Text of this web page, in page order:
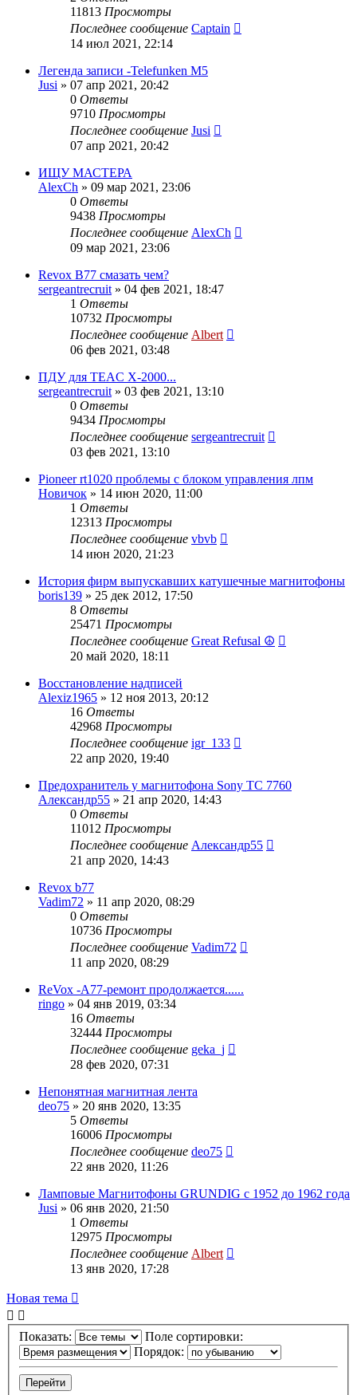
11813 Просмотры
Последнее сообщение Captain
14 июл 2021, 22:14
Легенда записи -Telefunken M5
Jusi » 07 апр 2021, 20:42
0 Ответы
9710 Просмотры
Последнее сообщение Jusi
07 апр 2021, 20:42
ИЩУ МАСТЕРА
AlexCh » 09 мар 2021, 23:06
0 Ответы
9438 Просмотры
Последнее сообщение AlexCh
09 мар 2021, 23:06
Revox B77 смазать чем?
sergeantrecruit » 04 фев 2021, 18:47
1 Ответы
10732 Просмотры
Последнее сообщение Albert
06 фев 2021, 03:48
ПДУ для TEAC X-2000...
sergeantrecruit » 03 фев 2021, 13:10
0 Ответы
9434 Просмотры
Последнее сообщение sergeantrecruit
03 фев 2021, 13:10
Pioneer rt1020 проблемы с блоком управления лпм
Новичок » 14 июн 2020, 11:00
1 Ответы
12313 Просмотры
Последнее сообщение vbvb
14 июн 2020, 21:23
История фирм выпускавших катушечные магнитофоны
boris139 » 25 дек 2012, 17:50
8 Ответы
25471 Просмотры
Последнее сообщение Great Refusal ☮
20 май 2020, 18:11
Восстановление надписей
Alexiz1965 » 12 ноя 2013, 20:12
16 Ответы
42968 Просмотры
Последнее сообщение igr_133
22 апр 2020, 19:40
Предохранитель у магнитофона Sony TC 7760
Александр55 » 21 апр 2020, 14:43
0 Ответы
11012 Просмотры
Последнее сообщение Александр55
21 апр 2020, 14:43
Revox b77
Vadim72 » 11 апр 2020, 08:29
0 Ответы
10736 Просмотры
Последнее сообщение Vadim72
11 апр 2020, 08:29
ReVox -A77-ремонт продолжается......
ringo » 04 янв 2019, 03:34
16 Ответы
32444 Просмотры
Последнее сообщение geka_j
28 фев 2020, 07:31
Непонятная магнитная лента
deo75 » 20 янв 2020, 13:35
5 Ответы
16006 Просмотры
Последнее сообщение deo75
22 янв 2020, 11:26
Ламповые Магнитофоны GRUNDIG с 1952 до 1962 года
Jusi » 06 янв 2020, 21:50
1 Ответы
12975 Просмотры
Последнее сообщение Albert
13 янв 2020, 17:28
Новая тема
Показать:
Поле сортировки:
Порядок: